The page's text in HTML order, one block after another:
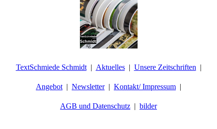
TextSchmiede Schmidt Aktuelles Unsere Zeitschriften
Angebot Newsletter Kontakt/ Impressum
AGB und Datenschutz bilder